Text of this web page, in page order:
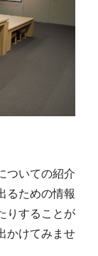
ついての紹介
るための情報
りすることが
かけてみませ